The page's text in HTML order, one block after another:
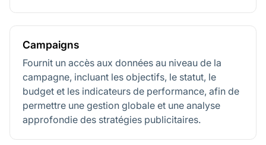
Campaigns
Fournit un accès aux données au niveau de la
campagne, incluant les objectifs, le statut, le
budget et les indicateurs de performance, afin de
permettre une gestion globale et une analyse
approfondie des stratégies publicitaires.